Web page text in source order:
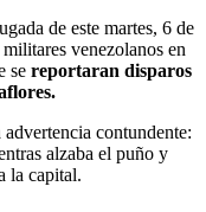
de este martes, 6 de
venezolanos en
se reportaran disparos
contundente:
alzaba el puño y
la capital.